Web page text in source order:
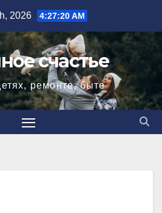
2026 4:27:21 AM
счастье
ремонте, быте